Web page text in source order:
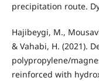
precipitation route.
Hajibeygi, M.,
& Vahabi, H. (2021).
polypropylene/
reinforced with